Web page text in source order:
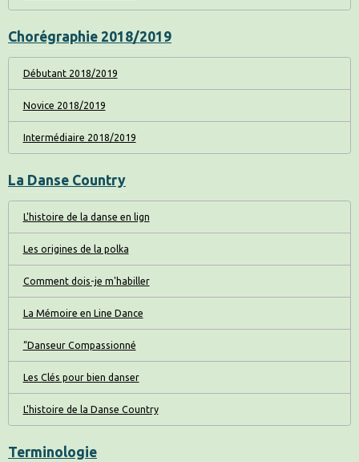
Chorégraphie 2018/2019
Débutant 2018/2019
Novice 2018/2019
Intermédiaire 2018/2019
La Danse Country
L'histoire de la danse en lign
Les origines de la polka
Comment dois-je m'habiller
La Mémoire en Line Dance
“Danseur Compassionné
Les Clés pour bien danser
L'histoire de la Danse Country
Terminologie